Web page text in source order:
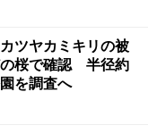
ツヤカミキリの被
桜で確認 半径約
を調査へ